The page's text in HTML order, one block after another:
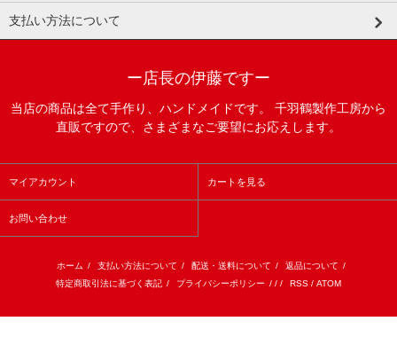
支払い方法について
ー店長の伊藤ですー
当店の商品は全て手作り、ハンドメイドです。 千羽鶴製作工房から
直販ですので、さまざまなご要望にお応えします。
マイアカウント カートを見る
お問い合わせ
ホーム / 支払い方法について / 配送・送料について / 返品について /
特定商取引法に基づく表記 / プライバシーポリシー / / / RSS / ATOM